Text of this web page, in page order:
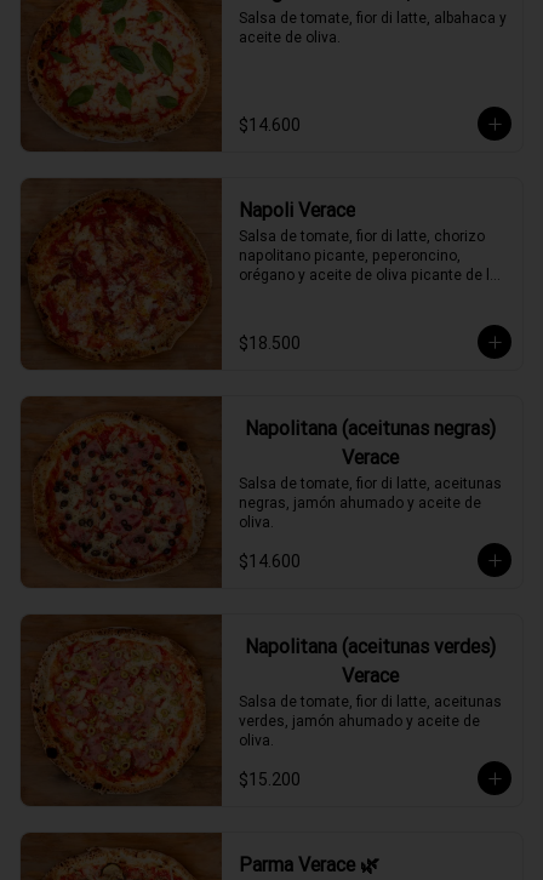
Salsa de tomate, fior di latte, albahaca y
aceite de oliva.
$14.600
Napoli Verace
Salsa de tomate, fior di latte, chorizo
napolitano picante, peperoncino,
orégano y aceite de oliva picante de la
$18.500
Napolitana (aceitunas negras)
Verace
Salsa de tomate, fior di latte, aceitunas
negras, jamón ahumado y aceite de
oliva.
$14.600
Napolitana (aceitunas verdes)
Verace
Salsa de tomate, fior di latte, aceitunas
verdes, jamón ahumado y aceite de
oliva.
$15.200
Parma Verace 🌿